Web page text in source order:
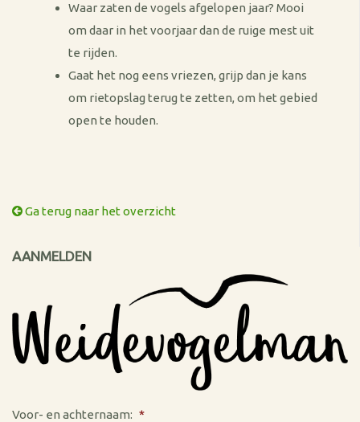
Waar zaten de vogels afgelopen jaar? Mooi
om daar in het voorjaar dan de ruige mest uit
te rijden.
Gaat het nog eens vriezen, grijp dan je kans
om rietopslag terug te zetten, om het gebied
open te houden.
Ga terug naar het overzicht
AANMELDEN
Voor- en achternaam: *